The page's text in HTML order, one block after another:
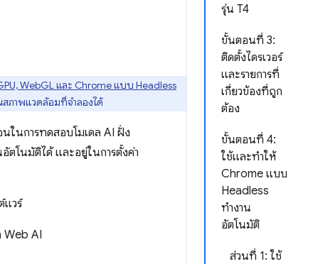
รุ่น T4
ขั้นตอนที่ 3:
ติดตั้งไดรเวอร์
และรายการที่
เกี่ยวข้องที่ถูก
ต้อง
ขั้นตอนที่ 4:
ใช้และทำให้
Chrome แบบ
Headless
ทำงาน
อัตโนมัติ
ส่วนที่ 1: ใช้
WebGL และ Chrome แบบ Headless
ภาพแวดล้อมที่จำลองได้
ในการทดสอบโมเดล AI ฝั่ง
ตโนมัติได้ และอยู่ในการตั้งค่า
แวร์
Web AI